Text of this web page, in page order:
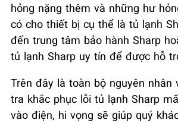
hỏng nặng thêm và những hư
có cho thiết bị cụ thể là tủ lạnh
đến trung tâm bảo hành Sharp
tủ lạnh Sharp uy tín để được hỗ
Trên đây là toàn bộ nguyên nhân
tra khắc phục lỗi tủ lạnh Sharp
vào điện, hi vọng sẽ giúp quý